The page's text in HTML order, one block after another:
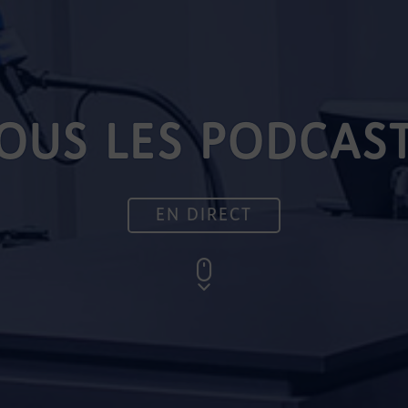
LES
EN DIRECT